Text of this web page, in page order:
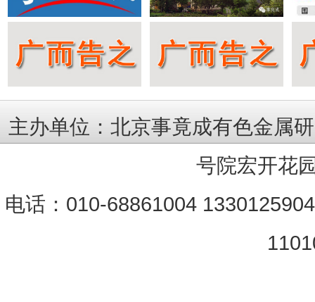
主办单位：北京事竟成有色金属
号院宏开花
电话：010-68861004